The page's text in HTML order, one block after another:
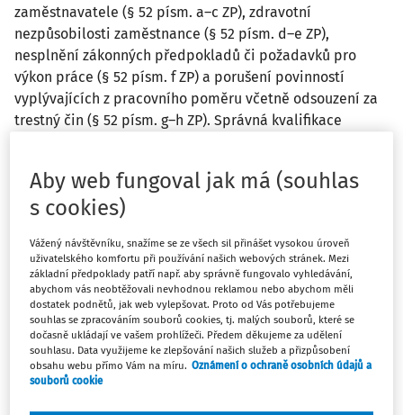
zaměstnavatele (§ 52 písm. a–c ZP), zdravotní
nezpůsobilosti zaměstnance (§ 52 písm. d–e ZP),
nesplnění zákonných předpokladů či požadavků pro
výkon práce (§ 52 písm. f ZP) a porušení povinností
vyplývajících z pracovního poměru včetně odsouzení za
trestný čin (§ 52 písm. g–h ZP). Správná kvalifikace
Každý zákonem připuštěný důvod pro zaměstnavatele s
sebou nese nějaké podmínky, které musí být splněny, aby
mohlo na jeho základě dojít k platnému rozvázání
pracovního poměru. Zaměstnavatel musí proto pamatovat
na jejich dodržení stejně jako náležitě skutkové vymezení
výpovědního důvodu. Použití konkrétního výpovědního
důvodu navíc může založit zaměstnanci právo na plnění
spojené se skončením pracovního poměru (typicky na
Aby web fungoval jak má (souhlas
s cookies)
Vážený návštěvníku, snažíme se ze všech sil přinášet vysokou úroveň
uživatelského komfortu při používání našich webových stránek. Mezi
základní předpoklady patří např. aby správně fungovalo vyhledávání,
abychom vás neobtěžovali nevhodnou reklamou nebo abychom měli
dostatek podnětů, jak web vylepšovat. Proto od Vás potřebujeme
souhlas se zpracováním souborů cookies, tj. malých souborů, které se
dočasně ukládají ve vašem prohlížeči. Předem děkujeme za udělení
souhlasu. Data využijeme ke zlepšování našich služeb a přizpůsobení
obsahu webu přímo Vám na míru. Oznámení o ochraně osobních údajů a
souborů cookie